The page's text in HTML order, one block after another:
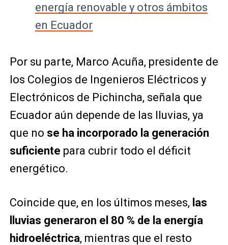
energía renovable y otros ámbitos
en Ecuador
Por su parte, Marco Acuña, presidente de
los Colegios de Ingenieros Eléctricos y
Electrónicos de Pichincha, señala que
Ecuador aún depende de las lluvias, ya
que no se ha incorporado la generación
suficiente para cubrir todo el déficit
energético.
Coincide que, en los últimos meses, las
lluvias generaron el 80 % de la energía
hidroeléctrica, mientras que el resto